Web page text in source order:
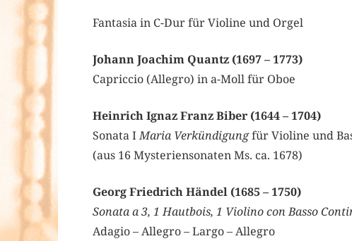
Fantasia in C-Dur für Violine und Orgel
Johann Joachim Quantz (1697 – 1773)
Capriccio (Allegro) in a-Moll für Oboe
Heinrich Ignaz Franz Biber (1644 – 1704)
Sonata IMaria Verkündigungfür Violine und
(aus 16 Mysteriensonaten Ms. ca. 1678)
Georg Friedrich Händel (1685 – 1750)
Sonata a 3, 1 Hautbois, 1 Violino con Basso
Adagio – Allegro – Largo – Allegro